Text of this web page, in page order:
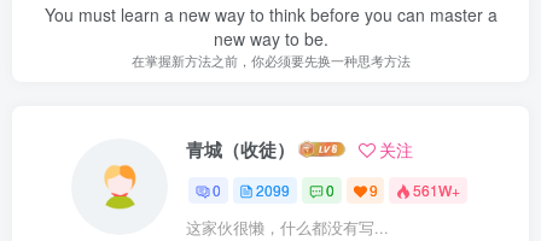
You must learn a new way to think before you can master a
new way to be.
在掌握新方法之前，你必须要先换一种思考方法
青城（收徒） 关注
0 2099 0 9 561W+
这家伙很懒，什么都没有写...